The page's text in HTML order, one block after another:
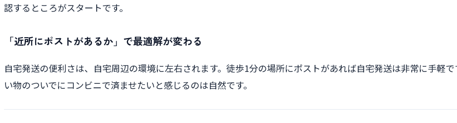
認するところがスタートです。
「近所にポストがあるか」で最適解が変わる
自宅発送の便利さは、自宅周辺の環境に左右されます。徒歩1分の場所にポストがあれば自宅発送は非常に手軽
い物のついでにコンビニで済ませたいと感じるのは自然です。